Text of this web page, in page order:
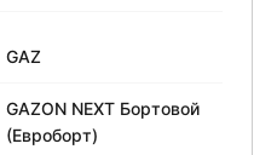
GAZ
GAZON NEXT Бортовой
(Евроборт)